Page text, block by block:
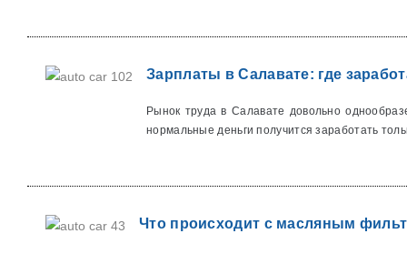
Зарплаты в Салавате: где
Рынок труда в Салавате довольно
нормальные деньги получится заработать
Что происходит с масляным